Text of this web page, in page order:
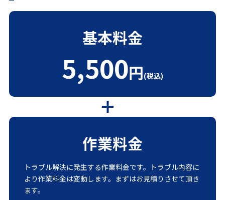
基本料金
5,500円(税込)
作業料金
トラブル解決に発生する作業料金です。トラブル内容に
より作業料金は変動します。まずはお見積りさせて頂き
ます。